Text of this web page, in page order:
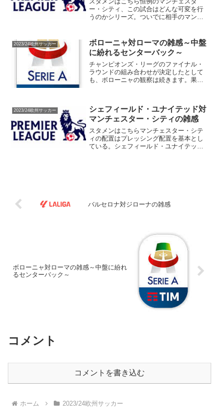
ー・シティ、この試合はどんな可変を行
うのかシリーズ。ついでに相手のマンチ
お、ドクがスタメンんなっている。グリ
ーリッシュもベルナルド・シ...
2023/24欧州サッカー
ボローニャ対ローマの雑感～中盤
に紛れるセンターバック～
チャンピオンズ・リーグのファイナル・
ラウンドの組み合わせが決定したとして
も、ボローニャの観察は続きます。果た
ル・ラウンドからやればいいのか、と真
理に気がついたところで、...
2023/24欧州サッカー
シェフィールド・ユナイテッド対
マンチェスター・シティの雑感
スタメンはこちらマンチェスター・シテ
ィの配置はプレッシング配置を基本とし
ている。シェフィールド・ユナイテッド
バルセロナ対ジローナの雑感
ボローニャ対ローマの雑感～中盤に紛れ
るセンターバック～
コメント
コメントを書き込む
ホーム 2023/24欧州サッカー